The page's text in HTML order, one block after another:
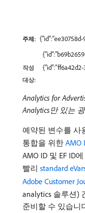
주제:
작성
대상:
Analytics for
Analytics만 있는
예약된 변수를 사
통합을 위한 AMO
AMO ID 및 EF ID
빨리 standard
Adobe Customer
analytics 솔루션)
준비할 수 있습니